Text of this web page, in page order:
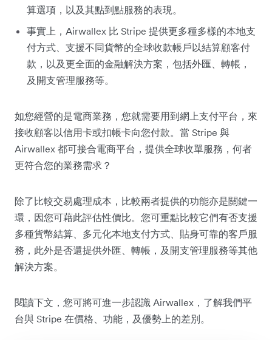
算選項，以及其點到點服務的表現。
事實上，Airwallex 比 Stripe 提供更多種多樣的本地支
付方式、支援不同貨幣的全球收款帳戶以結算顧客付
款，以及更全面的金融解決方案，包括外匯、轉帳，
及開支管理服務等。
如您經營的是電商業務，您就需要用到網上支付平台，來
接收顧客以信用卡或扣帳卡向您付款。當 Stripe 與
Airwallex 都可接合電商平台，提供全球收單服務，何者
更符合您的業務需求？
除了比較交易處理成本，比較兩者提供的功能亦是關鍵一
環，因您可藉此評估性價比。您可重點比較它們有否支援
多種貨幣結算、多元化本地支付方式、貼身可靠的客戶服
務，此外是否還提供外匯、轉帳，及開支管理服務等其他
解決方案。
閱讀下文，您可將可進一步認識 Airwallex，了解我們平
台與 Stripe 在價格、功能，及優勢上的差別。